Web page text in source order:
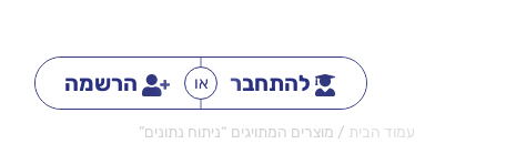
להתחבר או הרשמה
עמוד הבית / מוצרים המתויגים “ניתוח נתונים”